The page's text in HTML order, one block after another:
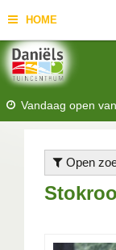
HOME
Vandaag open van
Open